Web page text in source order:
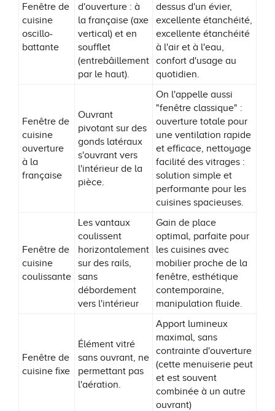
Fenêtre de
cuisine
oscillo-
battante
d'ouverture : à
la française (axe
vertical) et en
soufflet
(entrebâillement
par le haut).
dessus d'un évier,
excellente étanchéité,
excellente étanchéité
à l'air et à l'eau,
confort d'usage au
quotidien.
Fenêtre de
cuisine
ouverture
à la
française
Ouvrant
pivotant sur des
gonds latéraux
s'ouvrant vers
l'intérieur de la
pièce.
On l'appelle aussi
"fenêtre classique" :
ouverture totale pour
une ventilation rapide
et efficace, nettoyage
facilité des vitrages :
solution simple et
performante pour les
cuisines spacieuses.
Fenêtre de
cuisine
coulissante
Les vantaux
coulissent
horizontalement
sur des rails,
sans
débordement
vers l'intérieur
Gain de place
optimal, parfaite pour
les cuisines avec
mobilier proche de la
fenêtre, esthétique
contemporaine,
manipulation fluide.
Fenêtre de
cuisine fixe
Élément vitré
sans ouvrant, ne
permettant pas
l'aération.
Apport lumineux
maximal, sans
contrainte d'ouverture
(cette menuiserie peut
et est souvent
combinée à un autre
ouvrant)